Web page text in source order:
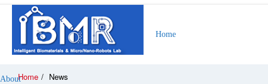
Home
AboutHome / News